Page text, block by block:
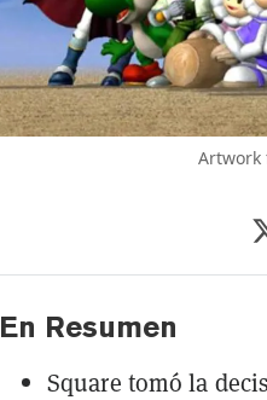
Artwork
En Resumen
Square tomó la